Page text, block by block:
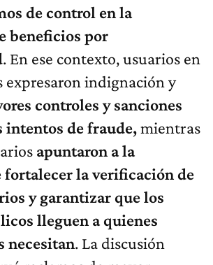
de control en la
beneficios por
. En ese contexto, usuarios en
expresaron indignación y
controles y sanciones
intentos de fraude,mientras
apuntaron a la
fortalecer la verificación de
y garantizar que los
lleguen a quienes
necesitan. La discusión